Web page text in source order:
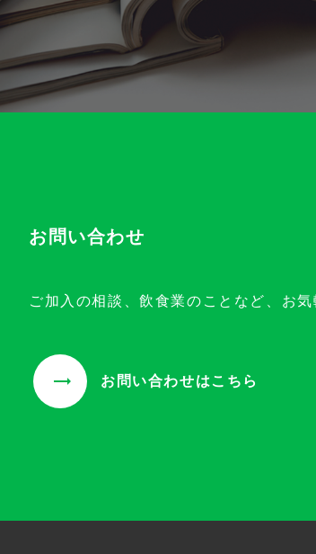
お問い合わせ
ご加入の相談、飲食業のことなど、お
お問い合わせはこちら